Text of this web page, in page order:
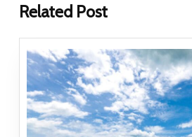
Related Post